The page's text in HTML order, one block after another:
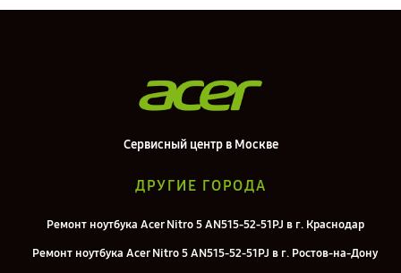
Сервисный центр в Москве
ДРУГИЕ ГОРОДА
Ремонт ноутбука Acer Nitro 5 AN515-52-51PJ в г. Краснодар
Ремонт ноутбука Acer Nitro 5 AN515-52-51PJ в г. Ростов-на-Дону